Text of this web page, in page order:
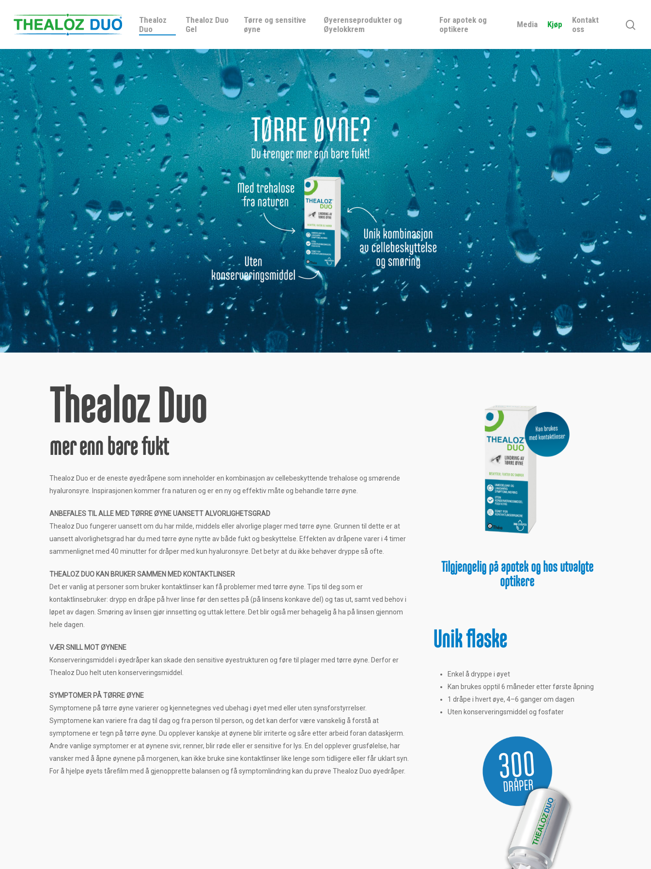
Trykk Enter for å søke eller ESC for å lukke
Thealoz
Duo
Thealoz Duo
Gel
Tørre og sensitive
øyne
Øyerenseprodukter og
Øyelokkrem
For apotek og
optikere
Media Kjøp
Kontakt
oss
Thealoz Duo
mer enn bare fukt
Thealoz Duo er de eneste øyedråpene som inneholder en kombinasjon av cellebeskyttende trehalose og smørende
hyaluronsyre. Inspirasjonen kommer fra naturen og er en ny og effektiv måte og behandle tørre øyne.
ANBEFALES TIL ALLE MED TØRRE ØYNE UANSETT ALVORLIGHETSGRAD
Thealoz Duo fungerer uansett om du har milde, middels eller alvorlige plager med tørre øyne. Grunnen til dette er at
uansett alvorlighetsgrad har du med tørre øyne nytte av både fukt og beskyttelse. Effekten av dråpene varer i 4 timer
sammenlignet med 40 minutter for dråper med kun hyaluronsyre. Det betyr at du ikke behøver dryppe så ofte.
THEALOZ DUO KAN BRUKER SAMMEN MED KONTAKTLINSER
Det er vanlig at personer som bruker kontaktlinser kan få problemer med tørre øyne. Tips til deg som er
kontaktlinsebruker: drypp en dråpe på hver linse før den settes på (på linsens konkave del) og tas ut, samt ved behov i
løpet av dagen. Smøring av linsen gjør innsetting og uttak lettere. Det blir også mer behagelig å ha på linsen gjennom
hele dagen.
VÆR SNILL MOT ØYNENE
Konserveringsmiddel i øyedråper kan skade den sensitive øyestrukturen og føre til plager med tørre øyne. Derfor er
Thealoz Duo helt uten konserveringsmiddel.
SYMPTOMER PÅ TØRRE ØYNE
Symptomene på tørre øyne varierer og kjennetegnes ved ubehag i øyet med eller uten synsforstyrrelser.
Symptomene kan variere fra dag til dag og fra person til person, og det kan derfor være vanskelig å forstå at
symptomene er tegn på tørre øyne. Du opplever kanskje at øynene blir irriterte og såre etter arbeid foran dataskjerm.
Andre vanlige symptomer er at øynene svir, renner, blir røde eller er sensitive for lys. En del opplever grusfølelse, har
vansker med å åpne øynene på morgenen, kan ikke bruke sine kontaktlinser like lenge som tidligere eller får uklart syn.
For å hjelpe øyets tårefilm med å gjenopprette balansen og få symptomlindring kan du prøve Thealoz Duo øyedråper.
Tilgjengelig på apotek og hos utvalgte
optikere
Unik flaske
Enkel å dryppe i øyet
Kan brukes opptil 6 måneder etter første åpning
1 dråpe i hvert øye, 4–6 ganger om dagen
Uten konserveringsmiddel og fosfater